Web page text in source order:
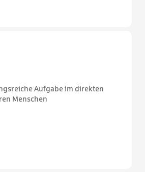
Aufgabe im direkten
Menschen